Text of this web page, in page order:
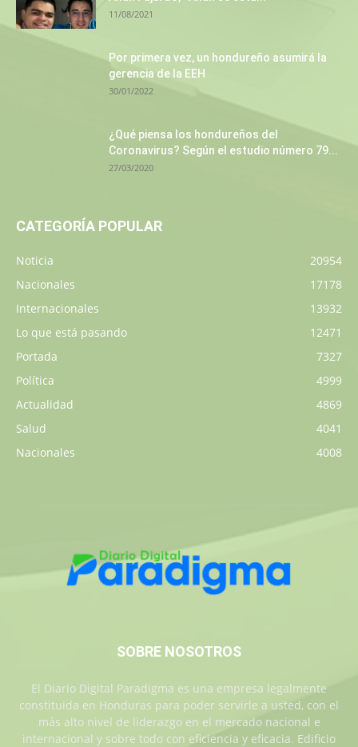
11/08/2021
Por primera vez, un hondureño asumirá la
gerencia de la EEH
30/01/2022
¿Qué piensa los hondureños del
Coronavirus? Según el estudio número 79...
27/03/2020
CATEGORÍA POPULAR
Noticia
20954
Nacionales
17178
Internacionales
13932
Lo que está pasando
12471
Portada
7327
Política
4999
Actualidad
4869
Salud
4041
Nacionales
4008
SOBRE NOSOTROS
El Diario Digital Paradigma es una empresa legalmente
constituida en Honduras para poder servirle a usted, con el
más alto nivel de liderazgo en el mercado nacional e
internacional y sobre todo con eficiencia y eficacia. Edificio